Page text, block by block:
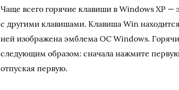
Чаще всего горячие клавиши в Windows XP
с другими клавишами. Клавиша Win
ней изображена эмблема ОС Windows.
следующим образом: сначала нажмите
отпуская первую.